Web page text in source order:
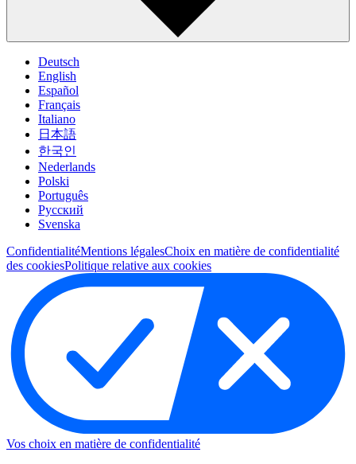
Deutsch
English
Español
Français
Italiano
日本語
한국인
Nederlands
Polski
Português
Pусский
Svenska
ConfidentialitéMentions légalesChoix en matière de confidentialité
des cookiesPolitique relative aux cookies
Vos choix en matière de confidentialité